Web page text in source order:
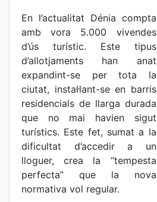
En l’actualitat Dénia compta
amb vora 5.000 vivendes
d’ús turístic. Este tipus
d’allotjaments han anat
expandint-se per tota la
ciutat, instal·lant-se en barris
residencials de llarga durada
que no mai havien sigut
turístics. Este fet, sumat a la
dificultat d’accedir a un
lloguer, crea la “tempesta
perfecta” que la nova
normativa vol regular.